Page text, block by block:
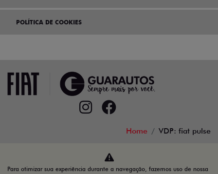
POLÍTICA DE COOKIES
Home VDP: fiat pulse
Desacelere. Seu bem maior é a vida.
Para otimizar sua experiência durante a navegação, fazemos uso de nossa